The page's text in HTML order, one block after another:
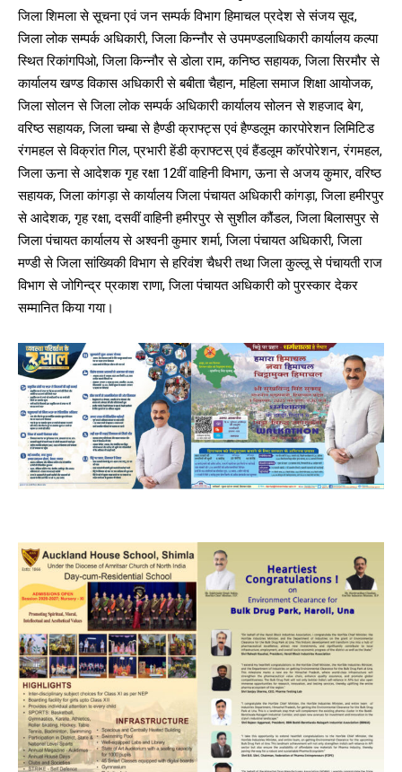
जिला शिमला से सूचना एवं जन सम्पर्क विभाग हिमाचल प्रदेश से संजय सूद,
जिला लोक सम्पर्क अधिकारी, जिला किन्नौर से उपमण्डलाधिकारी कार्यालय कल्पा
स्थित रिकांगपिओ, जिला किन्नौर से डोला राम, कनिष्ठ सहायक, जिला सिरमौर से
कार्यालय खण्ड विकास अधिकारी से बबीता चैहान, महिला समाज शिक्षा आयोजक,
जिला सोलन से जिला लोक सम्पर्क अधिकारी कार्यालय सोलन से शहजाद बेग,
वरिष्ठ सहायक, जिला चम्बा से हैण्डी क्राफ्ट्स एवं हैण्डलूम कारपोरेशन लिमिटिड
रंगमहल से विक्रांत गिल, प्रभारी हेंडी क्राफ्टस् एवं हैंडलूम काॅरपोरेशन, रंगमहल,
जिला ऊना से आदेशक गृह रक्षा 12वीं वाहिनी विभाग, ऊना से अजय कुमार, वरिष्ठ
सहायक, जिला कांगड़ा से कार्यालय जिला पंचायत अधिकारी कांगड़ा, जिला हमीरपुर
से आदेशक, गृह रक्षा, दसवीं वाहिनी हमीरपुर से सुशील कौंडल, जिला बिलासपुर से
जिला पंचायत कार्यालय से अश्वनी कुमार शर्मा, जिला पंचायत अधिकारी, जिला
मण्डी से जिला सांख्यिकी विभाग से हरिवंश चैधरी तथा जिला कुल्लू से पंचायती राज
विभाग से जोगिन्द्र प्रकाश राणा, जिला पंचायत अधिकारी को पुरस्कार देकर
सम्मानित किया गया।